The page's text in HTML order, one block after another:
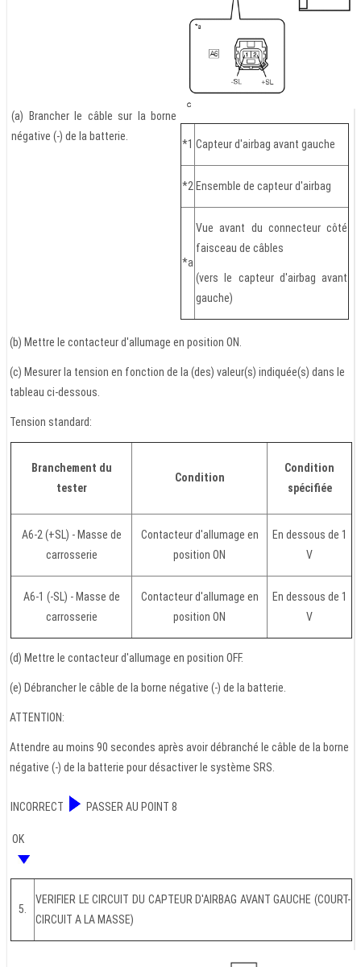
(a) Brancher le câble sur la borne
négative (-) de la batterie.
*1 Capteur d'airbag avant gauche
*2 Ensemble de capteur d'airbag
*a
Vue avant du connecteur côté
faisceau de câbles
(vers le capteur d'airbag avant
gauche)
(b) Mettre le contacteur d'allumage en position ON.
(c) Mesurer la tension en fonction de la (des) valeur(s) indiquée(s) dans le
tableau ci-dessous.
Tension standard:
Branchement du
tester
Condition
Condition
spécifiée
A6-2 (+SL) - Masse de
carrosserie
Contacteur d'allumage en
position ON
En dessous de 1
V
A6-1 (-SL) - Masse de
carrosserie
Contacteur d'allumage en
position ON
En dessous de 1
V
(d) Mettre le contacteur d'allumage en position OFF.
(e) Débrancher le câble de la borne négative (-) de la batterie.
ATTENTION:
Attendre au moins 90 secondes après avoir débranché le câble de la borne
négative (-) de la batterie pour désactiver le système SRS.
INCORRECT PASSER AU POINT 8
OK
5.
VERIFIER LE CIRCUIT DU CAPTEUR D'AIRBAG AVANT GAUCHE (COURT-
CIRCUIT A LA MASSE)